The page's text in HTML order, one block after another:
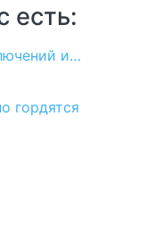
есть:
и…
гордятся